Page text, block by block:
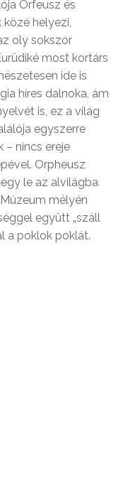
Orfeusz és
helyezi,
oly sokszor
most kortárs
ide is
híres dalnoka, ám
is, ez a világ
egyszerre
nincs ereje
Orpheusz
le az alvilágba
mélyén
együtt „száll
a poklok poklát.